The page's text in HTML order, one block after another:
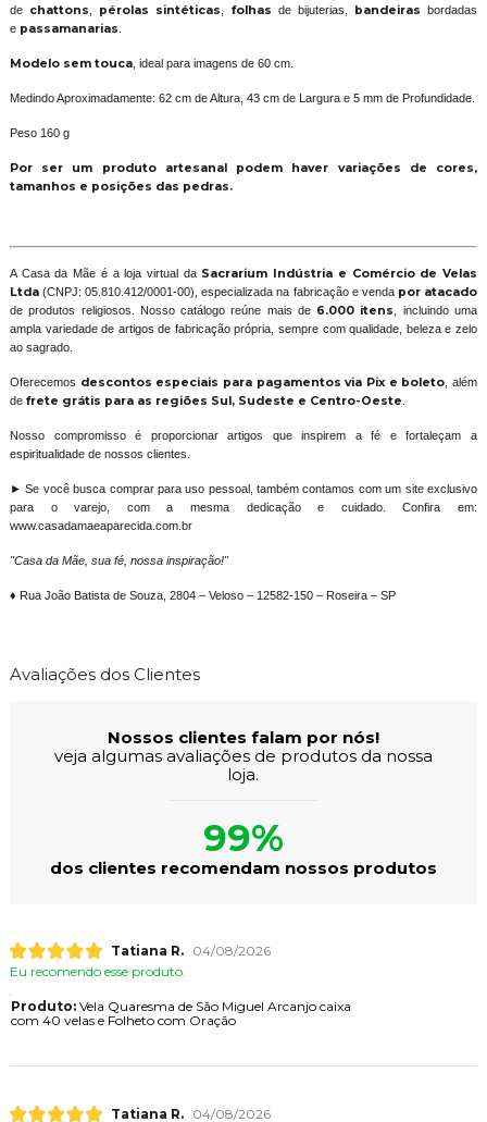
dechattons pérolas sintéticas folhas de bijuterias, bandeiras bordadas
e passamanarias
Modelo sem touca, ideal para imagens de 60 cm.
Medindo Aproximadamente: 62 cm de Altura, 43 cm de Largura e 5 mm de Profundidade.
Peso 160 g
Por ser um produto artesanal podem haver variações de cores,
tamanhos e posições das pedras.
A Casa da Mãe é a loja virtual daSacrarium Indústria e Comércio de Velas
Ltda(CNPJ: 05.810.412/0001-00), especializada na fabricação e venda por atacado
de produtos religiosos. Nosso catálogo reúne mais de 6.000 itens
, incluindo uma
ampla variedade de artigos de fabricação própria, sempre com qualidade, beleza e zelo
ao sagrado.
Oferecemos descontos especiais para pagamentos via Pix e boleto , além
de frete grátis para as regiões Sul, Sudeste e Centro-Oeste
Nosso compromisso é proporcionar artigos que inspirem a fé e fortaleçam a
espiritualidade de nossos clientes.
► Se você busca comprar para uso pessoal, também contamos com um site exclusivo
para o varejo, com a mesma dedicação e cuidado. Confira em:
www.casadamaeaparecida.com.br
"Casa da Mãe, sua fé, nossa inspiração!"
♦ Rua João Batista de Souza, 2804 – Veloso – 12582-150 – Roseira – SP
Avaliações dos Clientes
Nossos clientes falam por nós!
veja algumas avaliações de produtos da nossa
loja.
99%
dos clientes recomendam nossos produtos
Tatiana R.
04/08/2026
Eu recomendo esse produto.
Produto:Vela Quaresma de São Miguel Arcanjo caixa
com 40 velas e Folheto com Oração
Tatiana R. 04/08/2026